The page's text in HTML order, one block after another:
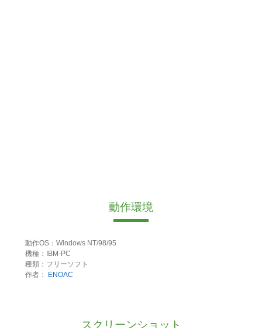
動作環境
動作OS：Windows NT/98/95
機種：IBM-PC
種類：フリーソフト
作者：
ENOAC
スクリーンショット